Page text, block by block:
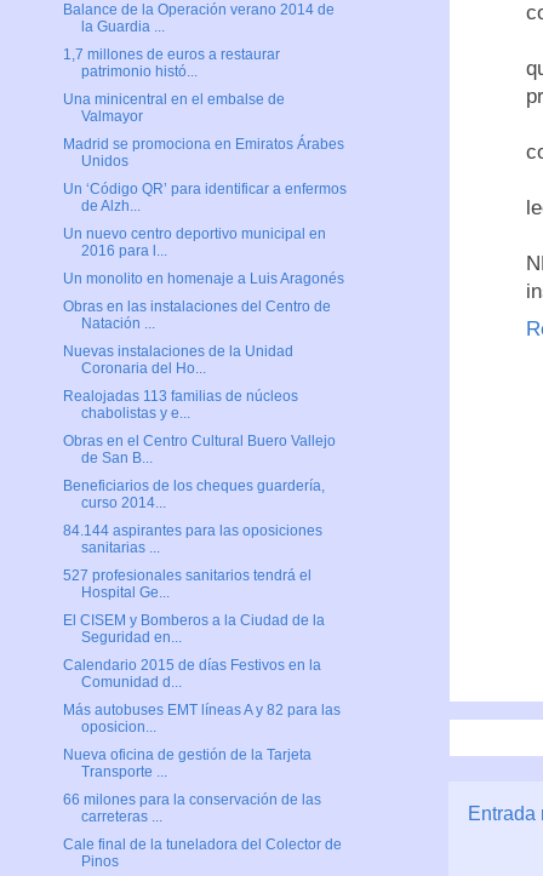
Entrada
Balance de la Operación verano 2014 de
la Guardia ...
1,7 millones de euros a restaurar
patrimonio histó...
Una minicentral en el embalse de
Valmayor
Madrid se promociona en Emiratos Árabes
Unidos
Un ‘Código QR’ para identificar a enfermos
de Alzh...
Un nuevo centro deportivo municipal en
2016 para l...
Un monolito en homenaje a Luis Aragonés
Obras en las instalaciones del Centro de
Natación ...
Nuevas instalaciones de la Unidad
Coronaria del Ho...
Realojadas 113 familias de núcleos
chabolistas y e...
Obras en el Centro Cultural Buero Vallejo
de San B...
Beneficiarios de los cheques guardería,
curso 2014...
84.144 aspirantes para las oposiciones
sanitarias ...
527 profesionales sanitarios tendrá el
Hospital Ge...
El CISEM y Bomberos a la Ciudad de la
Seguridad en...
Calendario 2015 de días Festivos en la
Comunidad d...
Más autobuses EMT líneas A y 82 para las
oposicion...
Nueva oficina de gestión de la Tarjeta
Transporte ...
66 milones para la conservación de las
carreteras ...
Cale final de la tuneladora del Colector de
Pinos